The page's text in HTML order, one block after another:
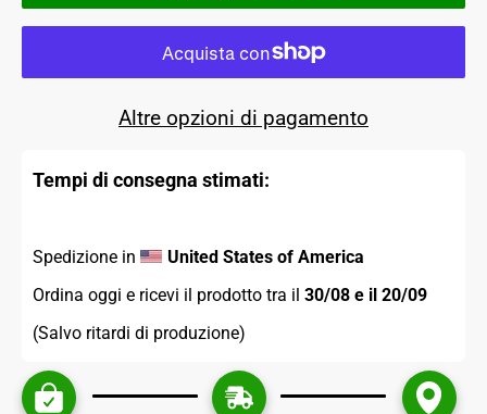
Altre opzioni di pagamento
Tempi di consegna stimati:
Spedizione in
United States of America
Ordina oggi e ricevi il prodotto tra il 30/08 e il 20/09
(Salvo ritardi di produzione)